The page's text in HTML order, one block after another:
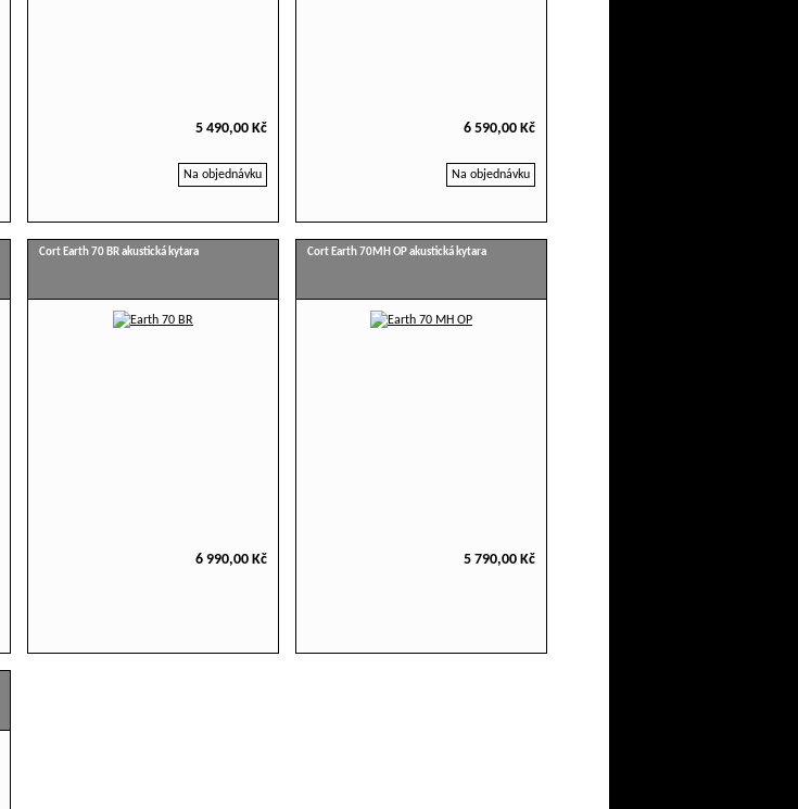
5 490,00 Kč
Na objednávku
6 590,00 Kč
Na objednávku
Cort Earth 70 BR akustická kytara
6 990,00 Kč
Cort Earth 70MH OP akustická kytara
5 790,00 Kč